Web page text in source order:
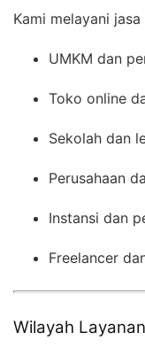
Kami melayani
UMKM dan
Toko online
Sekolah dan
Perusahaan
Instansi dan
Freelancer
Wilayah